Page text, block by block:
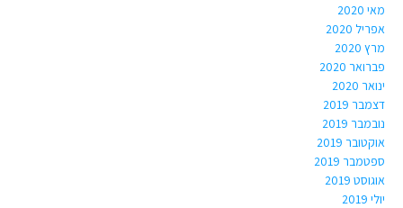
מאי 2020
אפריל 2020
מרץ 2020
פברואר 2020
ינואר 2020
דצמבר 2019
נובמבר 2019
אוקטובר 2019
ספטמבר 2019
אוגוסט 2019
יולי 2019